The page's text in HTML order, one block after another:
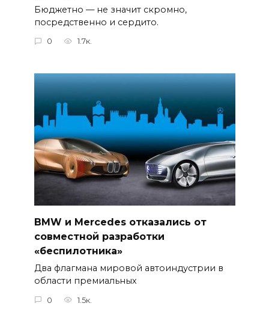
Бюджетно — не значит скромно,
посредственно и сердито.
0 1.7к.
BMW и Mercedes отказались от
совместной разработки
«беспилотника»
Два флагмана мировой автоиндустрии в
области премиальных
0 1.5к.